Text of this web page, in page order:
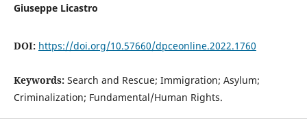
Giuseppe Licastro
DOI: https://doi.org/10.57660/dpceonline.2022.1760
Keywords: Search and Rescue; Immigration; Asylum;
Criminalization; Fundamental/Human Rights.